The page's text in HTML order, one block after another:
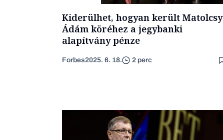
Kiderülhet, hogyan került Matolcsy
Ádám köréhez a jegybanki
alapítvány pénze
Forbes2025. 6. 18. 2 perc